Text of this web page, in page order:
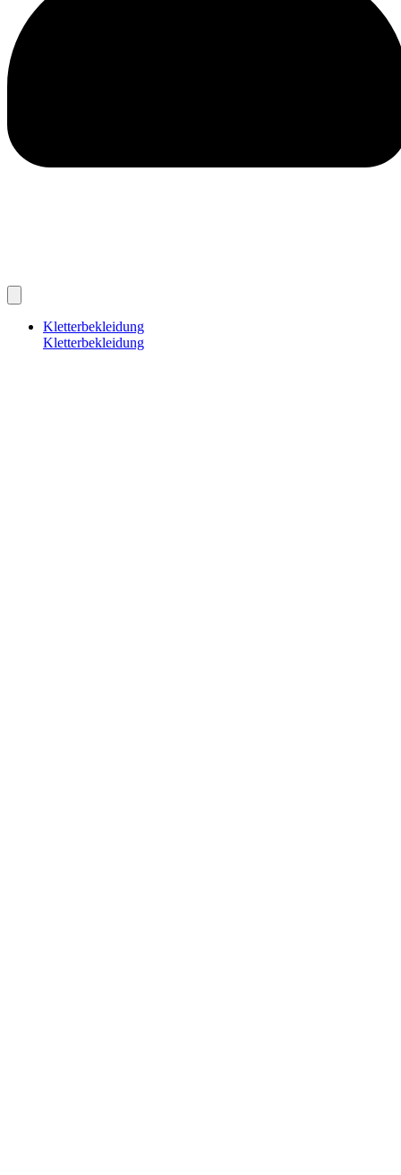
Kletterbekleidung
Kletterbekleidung